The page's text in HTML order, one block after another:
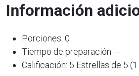
Información
Porciones: 0
Tiempo de preparación: --
Calificación: 5 Estrellas de 5